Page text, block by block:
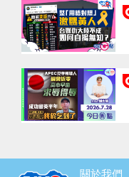
關於我們